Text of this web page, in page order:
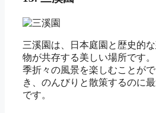
三溪園は、日本庭園と歴史的
物が共存する美しい場所です。
季折々の風景を楽しむことがで
き、のんびりと散策するのに
です。